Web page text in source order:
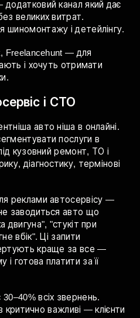
і детейлінгу де є конкретні
зі знижкою" або
підготовкою".
додатковий канал який дає
великих витрат.
шиномонтажу і детейлінгу.
Freelancehunt — для
і СТО
авто ніша в онлайні.
послуги в
під кузовний ремонт, ТО і
діагностику, термінові
реклами автосервісу —
заводиться авто що
вбік". Ці запити
краще за все —